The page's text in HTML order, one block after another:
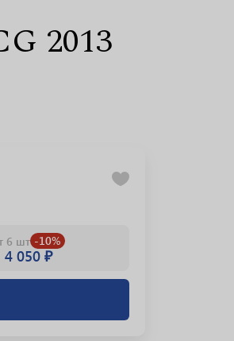
2013
6 шт -10%
4 050 ₽